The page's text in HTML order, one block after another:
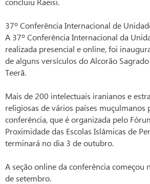
37º Conferência Internacional de
A 37º Conferência Internacional da
realizada presencial e online, foi
de alguns versículos do Alcorão
Teerã.
Mais de 200 intelectuais iranianos e
religiosas de vários países muçulmanos
conferência, que é organizada pelo
Proximidade das Escolas Islâmicas de
terminará no dia 3 de outubro.
A seção online da conferência começou
de setembro.